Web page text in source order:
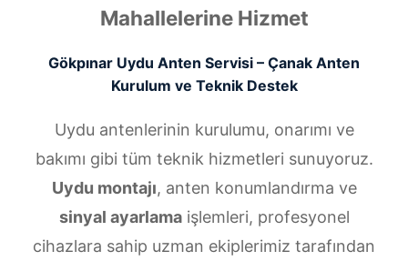
Mahallelerine Hizmet
Gökpınar Uydu Anten Servisi – Çanak Anten
Kurulum ve Teknik Destek
Uydu antenlerinin kurulumu, onarımı ve
bakımı gibi tüm teknik hizmetleri sunuyoruz.
Uydu montajı, anten konumlandırma ve
sinyal ayarlamaişlemleri, profesyonel
cihazlara sahip uzman ekiplerimiz tarafından